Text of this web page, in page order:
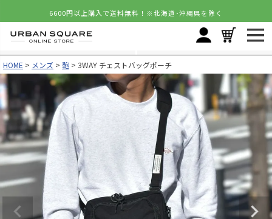
6600円以上購入で送料無料！ ※北海道･沖縄県を除く
HOME メンズ 鞄 3WAY チェストバッグポーチ